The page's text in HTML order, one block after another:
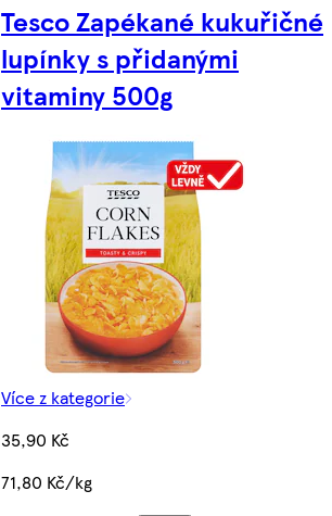
Tesco Zapékané kukuřičné
lupínky s přidanými
vitaminy 500g
Více z kategorie
35,90 Kč
71,80 Kč/kg